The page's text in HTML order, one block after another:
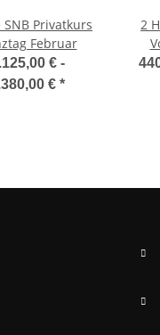
SNB Privatkurs
Februar
€ -
€ *
2